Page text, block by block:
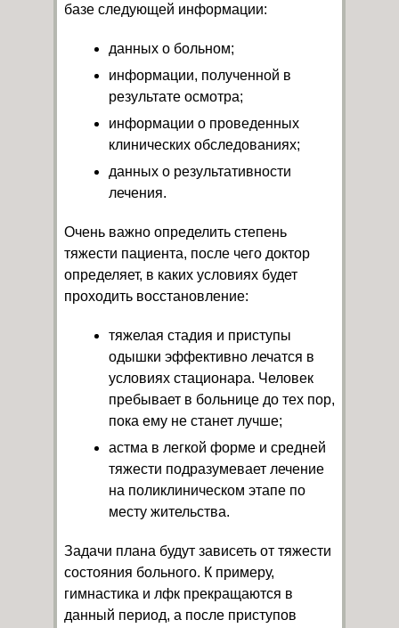
базе следующей информации:
данных о больном;
информации, полученной в
результате осмотра;
информации о проведенных
клинических обследованиях;
данных о результативности
лечения.
Очень важно определить степень
тяжести пациента, после чего доктор
определяет, в каких условиях будет
проходить восстановление:
тяжелая стадия и приступы
одышки эффективно лечатся в
условиях стационара. Человек
пребывает в больнице до тех пор,
пока ему не станет лучше;
астма в легкой форме и средней
тяжести подразумевает лечение
на поликлиническом этапе по
месту жительства.
Задачи плана будут зависеть от тяжести
состояния больного. К примеру,
гимнастика и лфк прекращаются в
данный период, а после приступов